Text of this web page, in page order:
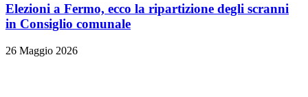
Elezioni a Fermo, ecco la ripartizione degli scranni
in Consiglio comunale
26 Maggio 2026